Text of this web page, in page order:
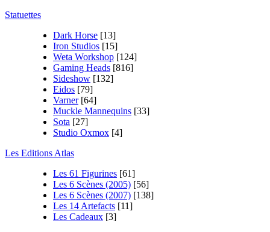
Statuettes
Dark Horse [13]
Iron Studios [15]
Weta Workshop [124]
Gaming Heads [816]
Sideshow [132]
Eidos [79]
Varner [64]
Muckle Mannequins [33]
Sota [27]
Studio Oxmox [4]
Les Editions Atlas
Les 61 Figurines [61]
Les 6 Scènes (2005) [56]
Les 6 Scènes (2007) [138]
Les 14 Artefacts [11]
Les Cadeaux [3]